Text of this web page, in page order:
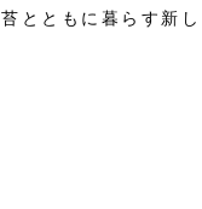
苔とともに暮らす新